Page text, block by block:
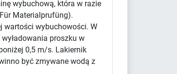
wybuchową, która w razie
Materialprufüng).
wartości wybuchowości. W
proszku w
0,5 m/s. Lakiernik
być zmywane wodą z